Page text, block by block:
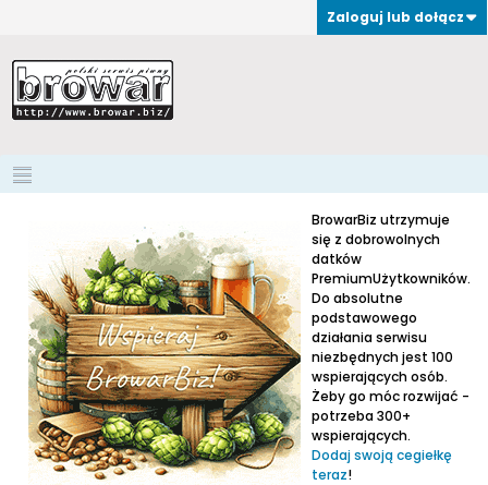
Zaloguj lub dołącz
BrowarBiz utrzymuje
się z dobrowolnych
datków
PremiumUżytkowników.
Do absolutne
podstawowego
działania serwisu
niezbędnych jest 100
wspierających osób.
Żeby go móc rozwijać -
potrzeba 300+
wspierających.
Dodaj swoją cegiełkę
teraz!